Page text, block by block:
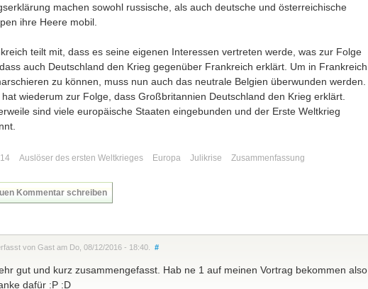
machen sowohl russische, als auch deutsche und österreichische
ihre Heere mobil.
teilt mit, dass es seine eigenen Interessen vertreten werde, was zur Folge
auch Deutschland den Krieg gegenüber Frankreich erklärt. Um in Frankreich
zu können, muss nun auch das neutrale Belgien überwunden werden.
hat wiederum zur Folge, dass Großbritannien Deutschland den Krieg erklärt.
sind viele europäische Staaten eingebunden und der Erste Weltkrieg
Auslöser des ersten Weltkrieges Europa Julikrise Zusammenfassung
Kommentar schreiben
von Gast am Do, 08/12/2016 - 18:40. #
gut und kurz zusammengefasst. Hab ne 1 auf meinen Vortrag bekommen also
dafür :P :D